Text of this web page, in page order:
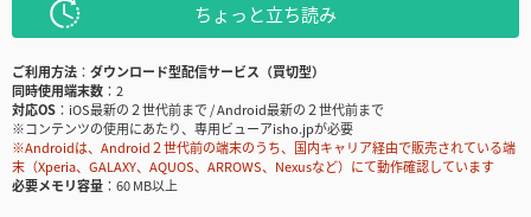
ちょっと立ち読み
ご利用方法
ダウンロード型配信サービス（買切型）
同時使用端末数
2
対応OS
iOS最新の２世代前まで / Android最新の２世代前まで
※コンテンツの使用にあたり、専用ビューアisho.jpが必要
※Androidは、Android２世代前の端末のうち、国内キャリア経由で販売されている端
末（Xperia、GALAXY、AQUOS、ARROWS、Nexusなど）にて動作確認しています
必要メモリ容量
60 MB以上